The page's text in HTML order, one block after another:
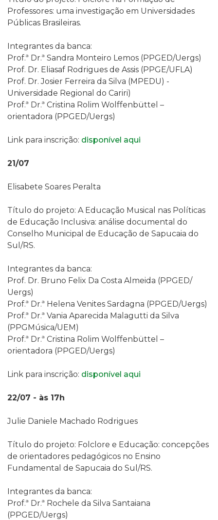
Professores: uma investigação em Universidades
Públicas Brasileiras.
Integrantes da banca:
Prof.ª Dr.ª Sandra Monteiro Lemos (PPGED/Uergs)
Prof. Dr. Eliasaf Rodrigues de Assis (PPGE/UFLA)
Prof. Dr. Josier Ferreira da Silva (MPEDU) -
Universidade Regional do Cariri)
Prof.ª Dr.ª Cristina Rolim Wolffenbüttel –
orientadora (PPGED/Uergs)
Link para inscrição: disponível aqui
21/07
E lisabete Soares Peralta
Título do projeto: A Educação Musical nas Políticas
de Educação Inclusiva: análise documental do
Conselho Municipal de Educação de Sapucaia do
Sul/RS.
Integrantes da banca:
Prof. Dr. Bruno Felix Da Costa Almeida (PPGED/
Uergs)
Prof.ª Dr.ª Helena Venites Sardagna (PPGED/Uergs)
Prof.ª Dr.ª Vania Aparecida Malagutti da Silva
(PPGMúsica/UEM)
Prof.ª Dr.ª Cristina Rolim Wolffenbüttel –
orientadora (PPGED/Uergs)
Link para inscrição: disponível aqui
22/07 - às 17h
Julie Daniele Machado Rodrigues
Título do projeto: Folclore e Educação: concepções
de orientadores pedagógicos no Ensino
Fundamental de Sapucaia do Sul/RS.
Integrantes da banca:
Prof.ª Dr.ª Rochele da Silva Santaiana
(PPGED/Uergs)